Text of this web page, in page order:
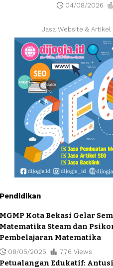
04/08/2026
Jasa Website & Artikel
Pendidikan
MGMP Kota Bekasi Gelar
Matematika Steam dan
Pembelajaran Matematika
08/05/2025 776 Views
Petualangan Edukatif: